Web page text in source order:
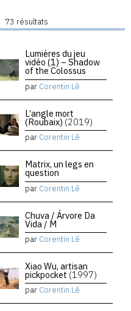
73 résultats
Lumières du jeu
vidéo (1) – Shadow
of the Colossus
par Corentin Lê
L’angle mort
(Roubaix) (2019)
par Corentin Lê
Matrix, un legs en
question
par Corentin Lê
Chuva / Árvore Da
Vida / M
par Corentin Lê
Xiao Wu, artisan
pickpocket (1997)
par Corentin Lê